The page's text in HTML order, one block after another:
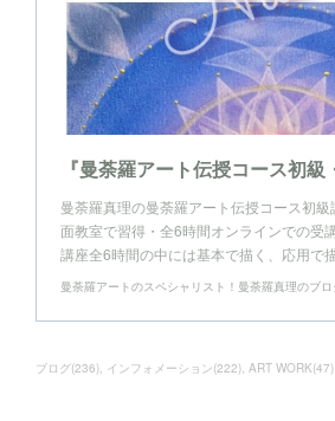
『曼荼羅アート伝授コース初級
曼荼羅真理の曼荼羅アート伝授コース初
面教室で習得・全6時間オンラインでの受
講座全6時間の中には基本で描く、応用で
曼荼羅アートのスペシャリスト！曼荼羅真理のブ
ブログ(236) インフォメーション(222) ART WORK(47)